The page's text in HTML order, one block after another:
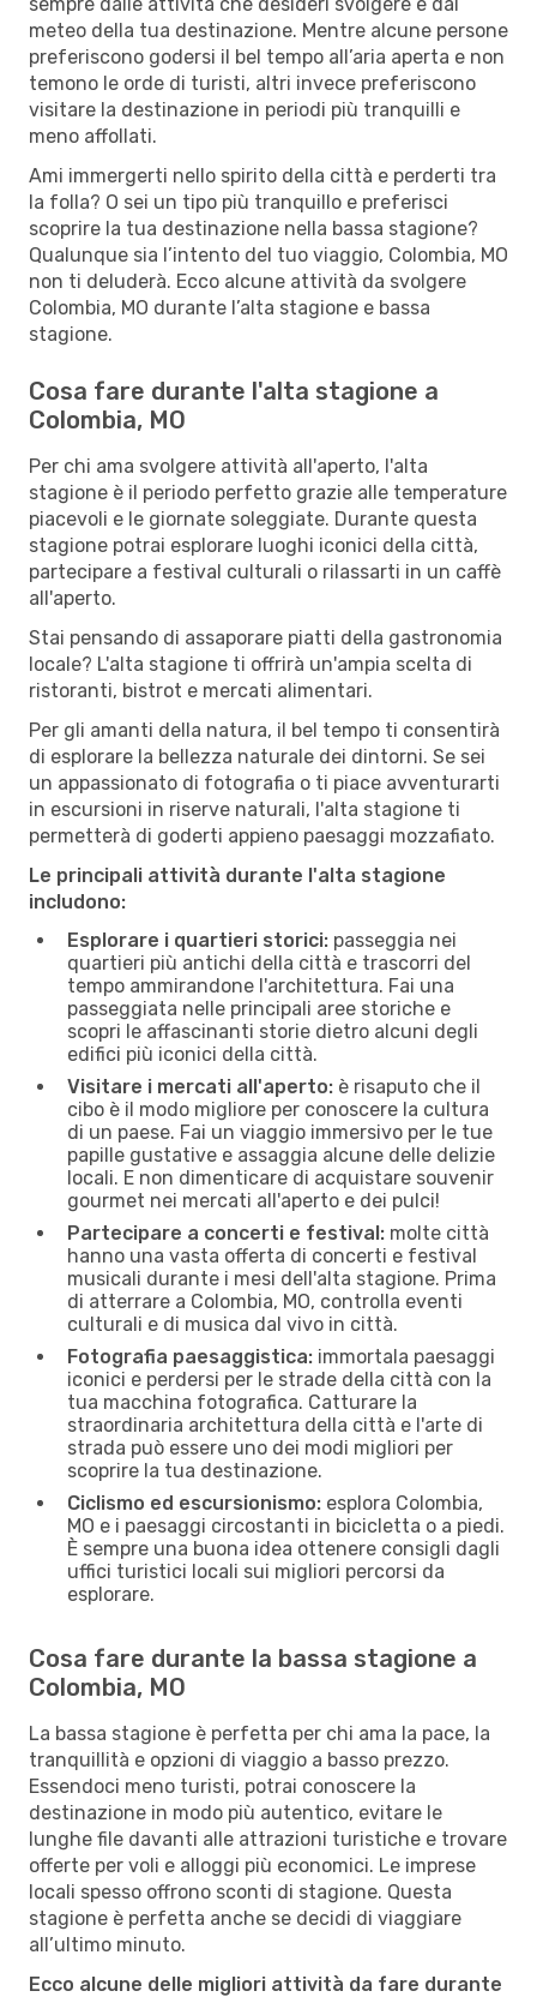
meteo della tua destinazione. Mentre alcune persone
preferiscono godersi il bel tempo all’aria aperta e non
temono le orde di turisti, altri invece preferiscono
visitare la destinazione in periodi più tranquilli e
meno affollati.
Ami immergerti nello spirito della città e perderti tra
la folla? O sei un tipo più tranquillo e preferisci
scoprire la tua destinazione nella bassa stagione?
Qualunque sia l’intento del tuo viaggio, Colombia, MO
non ti deluderà. Ecco alcune attività da svolgere
Colombia, MO durante l’alta stagione e bassa
stagione.
Cosa fare durante l'alta stagione a
Colombia, MO
Per chi ama svolgere attività all'aperto, l'alta
stagione è il periodo perfetto grazie alle temperature
piacevoli e le giornate soleggiate. Durante questa
stagione potrai esplorare luoghi iconici della città,
partecipare a festival culturali o rilassarti in un caffè
all'aperto.
Stai pensando di assaporare piatti della gastronomia
locale? L'alta stagione ti offrirà un'ampia scelta di
ristoranti, bistrot e mercati alimentari.
Per gli amanti della natura, il bel tempo ti consentirà
di esplorare la bellezza naturale dei dintorni. Se sei
un appassionato di fotografia o ti piace avventurarti
in escursioni in riserve naturali, l'alta stagione ti
permetterà di goderti appieno paesaggi mozzafiato.
Le principali attività durante l'alta stagione
includono:
Esplorare i quartieri storici: passeggia nei
quartieri più antichi della città e trascorri del
tempo ammirandone l'architettura. Fai una
passeggiata nelle principali aree storiche e
scopri le affascinanti storie dietro alcuni degli
edifici più iconici della città.
Visitare i mercati all'aperto: è risaputo che il
cibo è il modo migliore per conoscere la cultura
di un paese. Fai un viaggio immersivo per le tue
papille gustative e assaggia alcune delle delizie
locali. E non dimenticare di acquistare souvenir
gourmet nei mercati all'aperto e dei pulci!
Partecipare a concerti e festival: molte città
hanno una vasta offerta di concerti e festival
musicali durante i mesi dell'alta stagione. Prima
di atterrare a Colombia, MO, controlla eventi
culturali e di musica dal vivo in città.
Fotografia paesaggistica: immortala paesaggi
iconici e perdersi per le strade della città con la
tua macchina fotografica. Catturare la
straordinaria architettura della città e l'arte di
strada può essere uno dei modi migliori per
scoprire la tua destinazione.
Ciclismo ed escursionismo: esplora Colombia,
MO e i paesaggi circostanti in bicicletta o a piedi.
È sempre una buona idea ottenere consigli dagli
uffici turistici locali sui migliori percorsi da
esplorare.
Cosa fare durante la bassa stagione a
Colombia, MO
La bassa stagione è perfetta per chi ama la pace, la
tranquillità e opzioni di viaggio a basso prezzo.
Essendoci meno turisti, potrai conoscere la
destinazione in modo più autentico, evitare le
lunghe file davanti alle attrazioni turistiche e trovare
offerte per voli e alloggi più economici. Le imprese
locali spesso offrono sconti di stagione. Questa
stagione è perfetta anche se decidi di viaggiare
all’ultimo minuto.
Ecco alcune delle migliori attività da fare durante